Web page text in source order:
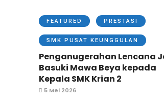
FEATURED PRESTASI
SMK PUSAT KEUNGGULAN
Penganugerahan Lencana
Basuki Mawa Beya kepada
Kepala SMK Krian 2
5 Mei 2026